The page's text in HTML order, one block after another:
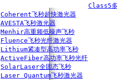
Class5多
Coherent飞秒超快激光器
AVESTA飞秒激光器
Menhir高重频低噪声飞秒
Fluence飞秒光纤激光器
Lithium紧凑型高功率飞秒
ActiveFiber高功率飞秒光纤
SolarLaser全固态飞秒
Laser Quantum飞秒激光器